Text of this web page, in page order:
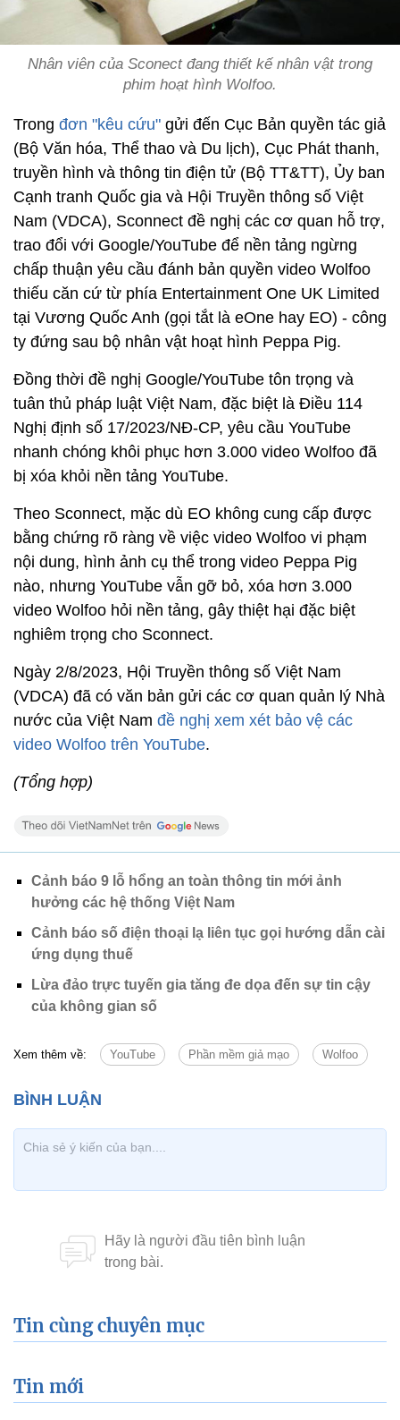
Nhân viên của Sconect đang thiết kế nhân vật trong
phim hoạt hình Wolfoo.
Trong đơn "kêu cứu" gửi đến Cục Bản quyền tác giả
(Bộ Văn hóa, Thể thao và Du lịch), Cục Phát thanh,
truyền hình và thông tin điện tử (Bộ TT&TT), Ủy ban
Cạnh tranh Quốc gia và Hội Truyền thông số Việt
Nam (VDCA), Sconnect đề nghị các cơ quan hỗ trợ,
trao đổi với Google/YouTube để nền tảng ngừng
chấp thuận yêu cầu đánh bản quyền video Wolfoo
thiếu căn cứ từ phía Entertainment One UK Limited
tại Vương Quốc Anh (gọi tắt là eOne hay EO) - công
ty đứng sau bộ nhân vật hoạt hình Peppa Pig.
Đồng thời đề nghị Google/YouTube tôn trọng và
tuân thủ pháp luật Việt Nam, đặc biệt là Điều 114
Nghị định số 17/2023/NĐ-CP, yêu cầu YouTube
nhanh chóng khôi phục hơn 3.000 video Wolfoo đã
bị xóa khỏi nền tảng YouTube.
Theo Sconnect, mặc dù EO không cung cấp được
bằng chứng rõ ràng về việc video Wolfoo vi phạm
nội dung, hình ảnh cụ thể trong video Peppa Pig
nào, nhưng YouTube vẫn gỡ bỏ, xóa hơn 3.000
video Wolfoo hỏi nền tảng, gây thiệt hại đặc biệt
nghiêm trọng cho Sconnect.
Ngày 2/8/2023, Hội Truyền thông số Việt Nam
(VDCA) đã có văn bản gửi các cơ quan quản lý Nhà
nước của Việt Nam đề nghị xem xét bảo vệ các
video Wolfoo trên YouTube.
(Tổng hợp)
Cảnh báo 9 lỗ hổng an toàn thông tin mới ảnh
hưởng các hệ thống Việt Nam
Cảnh báo số điện thoại lạ liên tục gọi hướng dẫn cài
ứng dụng thuế
Lừa đảo trực tuyến gia tăng đe dọa đến sự tin cậy
của không gian số
Xem thêm về: YouTube Phần mềm giả mạo Wolfoo
Tin cùng chuyên mục
Tin mới